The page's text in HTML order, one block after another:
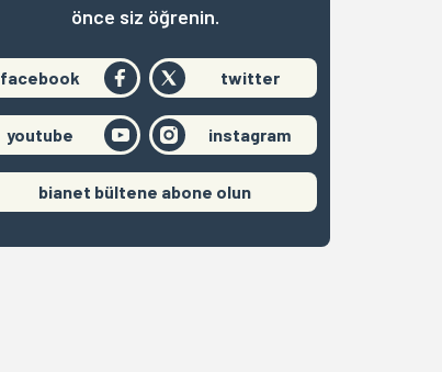
önce siz öğrenin.
facebook twitter
youtube instagram
bianet bültene abone olun